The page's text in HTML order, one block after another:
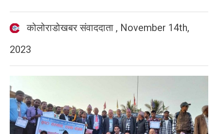
कोलोराडोखबर संवाददाता , November 14th,
2023